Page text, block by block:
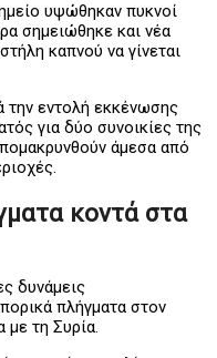
υψώθηκαν πυκνοί
σημειώθηκε και νέα
καπνού να γίνεται
την εντολή εκκένωσης
για δύο συνοικίες της
άμεσα από
κοντά στα
δυνάμεις
πλήγματα στον
τη Συρία.